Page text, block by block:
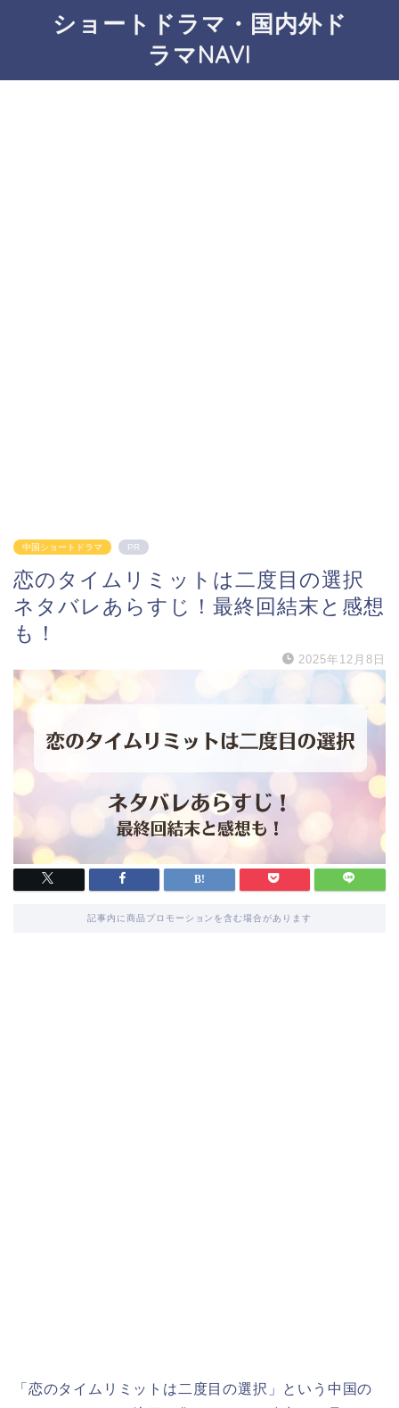
ショートドラマ・国内外ド
ラマNAVI
中国ショートドラマ PR
恋のタイムリミットは二度目の選択
ネタバレあらすじ！最終回結末と感想
も！
2025年12月8日
記事内に商品プロモーションを含む場合があります
「恋のタイムリミットは二度目の選択」という中国の